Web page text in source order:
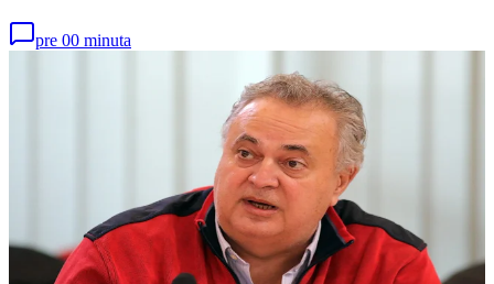
pre 00 minuta